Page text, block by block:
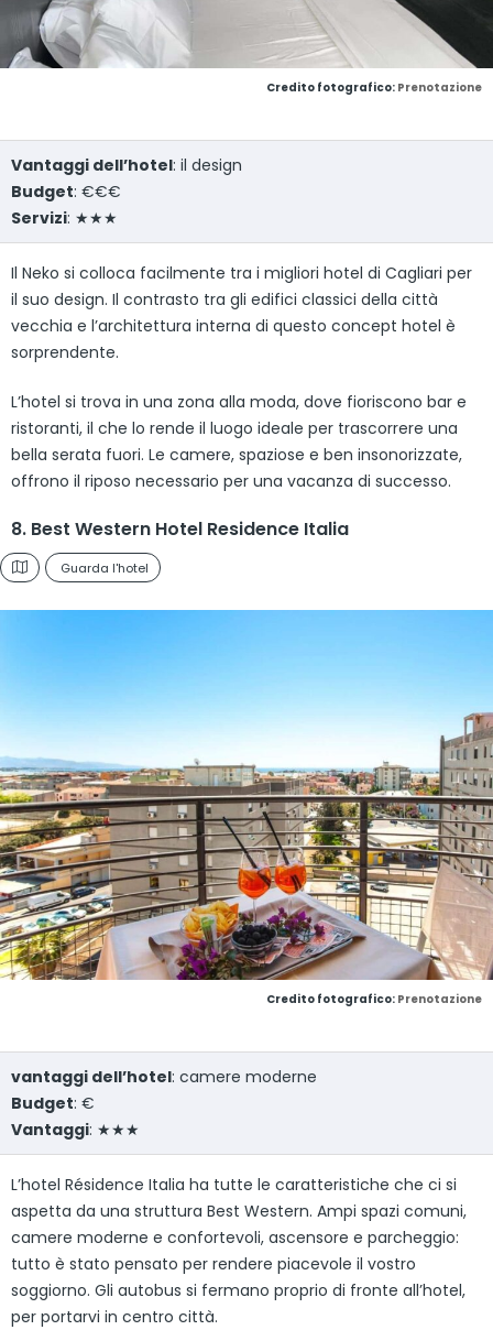
Credito fotografico: Prenotazione
Vantaggi dell’hotel: il design
Budget: €€€
Servizi: ★★★
Il Neko si colloca facilmente tra i migliori hotel di Cagliari per
il suo design. Il contrasto tra gli edifici classici della città
vecchia e l’architettura interna di questo concept hotel è
sorprendente.
L’hotel si trova in una zona alla moda, dove fioriscono bar e
ristoranti, il che lo rende il luogo ideale per trascorrere una
bella serata fuori. Le camere, spaziose e ben insonorizzate,
offrono il riposo necessario per una vacanza di successo.
8. Best Western Hotel Residence Italia
Guarda l'hotel
Credito fotografico: Prenotazione
vantaggi dell’hotel: camere moderne
Budget: €
Vantaggi: ★★★
L’hotel Résidence Italia ha tutte le caratteristiche che ci si
aspetta da una struttura Best Western. Ampi spazi comuni,
camere moderne e confortevoli, ascensore e parcheggio:
tutto è stato pensato per rendere piacevole il vostro
soggiorno. Gli autobus si fermano proprio di fronte all’hotel,
per portarvi in centro città.